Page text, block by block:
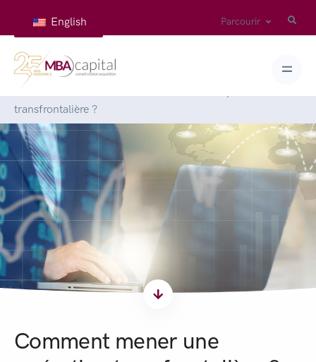
English Parcourir
Accueil
transfrontalière ?
Comment mener une